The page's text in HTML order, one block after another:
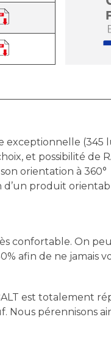
exceptionnelle
et possibilité de
orientation à 360°
d’un produit
confortable. On
afin de ne jamais
est totalement
pérennisons